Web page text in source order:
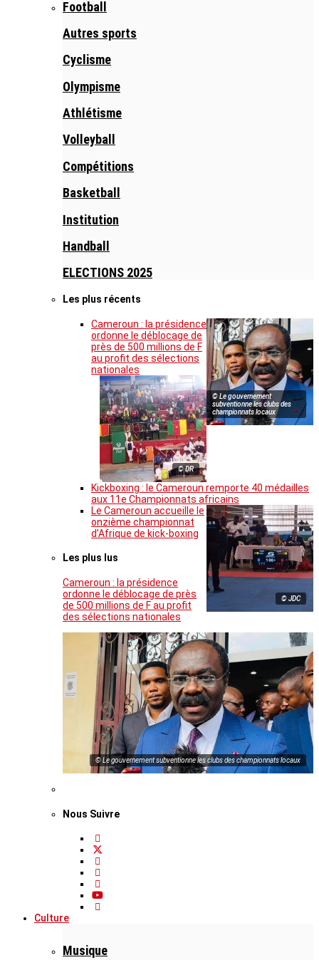
Football
Autres sports
Cyclisme
Olympisme
Athlétisme
Volleyball
Compétitions
Basketball
Institution
Handball
ELECTIONS 2025
Les plus récents
© Le gouvernement
subventionne les clubs des
championnats locaux
Cameroun : la présidence
ordonne le déblocage de
près de 500 millions de F
au profit des sélections
nationales
© DR
Kickboxing : le Cameroun remporte 40 médailles
aux 11e Championnats africains
© JDC
Le Cameroun accueille le
onzième championnat
d’Afrique de kick-boxing
Les plus lus
Cameroun : la présidence
ordonne le déblocage de près
de 500 millions de F au profit
des sélections nationales
© Le gouvernement subventionne les clubs des championnats locaux
Nous Suivre
Culture
Musique